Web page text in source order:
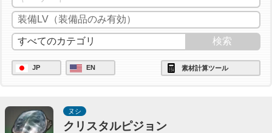
JP EN 素材計算ツール
ヌシ
クリスタルピジョン